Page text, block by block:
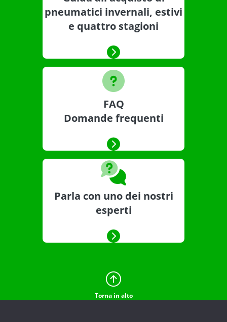
pneumatici invernali, estivi
e quattro stagioni
FAQ
Domande frequenti
Parla con uno dei nostri
esperti
Torna in alto